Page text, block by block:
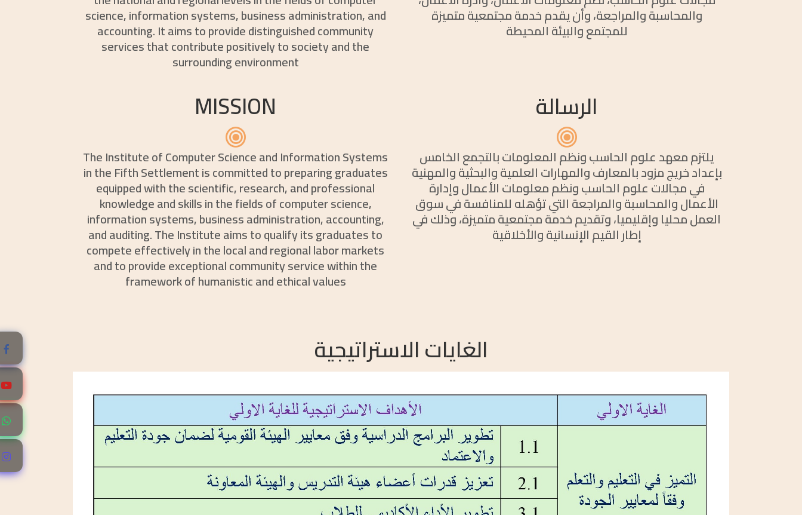
والمحاسبة والمراجعة، وأن يقدم خدمة مجتمعية متميزة
للمجتمع والبيئة المحيطة
science, information systems, business administration, and
accounting. It aims to provide distinguished community
services that contribute positively to society and the
surrounding environment
الرسالة
يلتزم معهد علوم الحاسب ونظم المعلومات بالتجمع الخامس
بإعداد خريج مزود بالمعارف والمهارات العلمية والبحثية والمهنية
في مجالات علوم الحاسب ونظم معلومات الأعمال وإدارة
الأعمال والمحاسبة والمراجعة التي تؤهله للمنافسة في سوق
العمل محليا وإقليميا، وتقديم خدمة مجتمعية متميزة، وذلك في
إطار القيم الإنسانية والأخلاقية
MISSION
The Institute of Computer Science and Information Systems
in the Fifth Settlement is committed to preparing graduates
equipped with the scientific, research, and professional
knowledge and skills in the fields of computer science,
information systems, business administration, accounting,
and auditing. The Institute aims to qualify its graduates to
compete effectively in the local and regional labor markets
and to provide exceptional community service within the
framework of humanistic and ethical values
الغايات الاستراتيجية